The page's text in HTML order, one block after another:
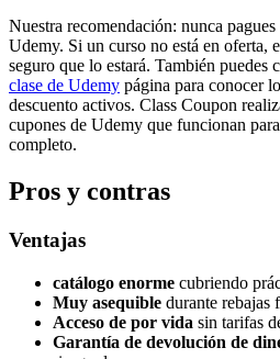
Nuestra recomendación: nunca
Udemy. Si un curso no está en oferta,
seguro que lo estará. También puedes
clase de Udemy página para conocer
descuento activos. Class Coupon
cupones de Udemy que funcionan
completo.
Pros y contras
Ventajas
catálogo enorme cubriendo
Muy asequible durante rebajas
Acceso de por vida sin tarifas
Garantía de devolución de